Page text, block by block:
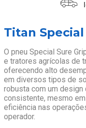
Titan
O pneu Special Sure
e tratores agrícolas de
oferecendo alto
em diversos tipos de
robusta com um design
consistente, mesmo
eficiência nas
operador.